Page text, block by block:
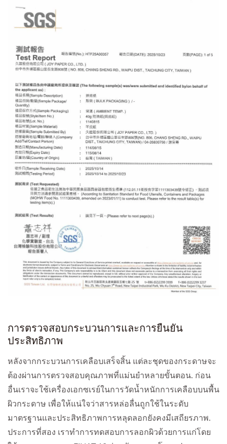
การตรวจสอบกระบวนการและการยืนยัน
ประสิทธิภาพ
หลังจากกระบวนการเคลือบเสร็จสิ้น แต่ละชุดของกระดาษจะ
ต้องผ่านการตรวจสอบคุณภาพที่แม่นยำหลายขั้นตอน. ก่อน
อื่นเราจะใช้เครื่องเอกซเรย์ในการวัดน้ำหนักการเคลือบบนพื้น
ผิวกระดาษ เพื่อให้แน่ใจว่าสารหล่อลื่นถูกใช้ในระดับ
มาตรฐานและประสิทธิภาพการหลุดลอกยังคงมีเสถียรภาพ.
ประการที่สอง เราทำการทดสอบการลอกผิวด้วยการแก่โดย